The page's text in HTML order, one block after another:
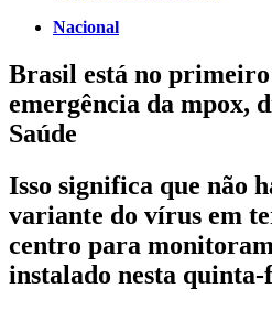
Nacional
Brasil está no
emergência da mpox,
Saúde
Isso significa que não
variante do vírus em
centro para
instalado nesta